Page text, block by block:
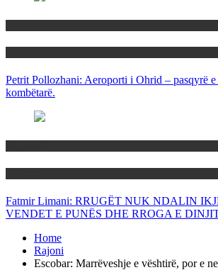
Petrit Pollozhani: Aeroporti i Ohrid – pasqyrë
kombëtarë.
Fatmir Limani: RRUGËT NUK NDALIN
VENDET E PUNËS DHE RROGA E
Home
Rajoni
Escobar: Marrëveshje e vështirë, por e